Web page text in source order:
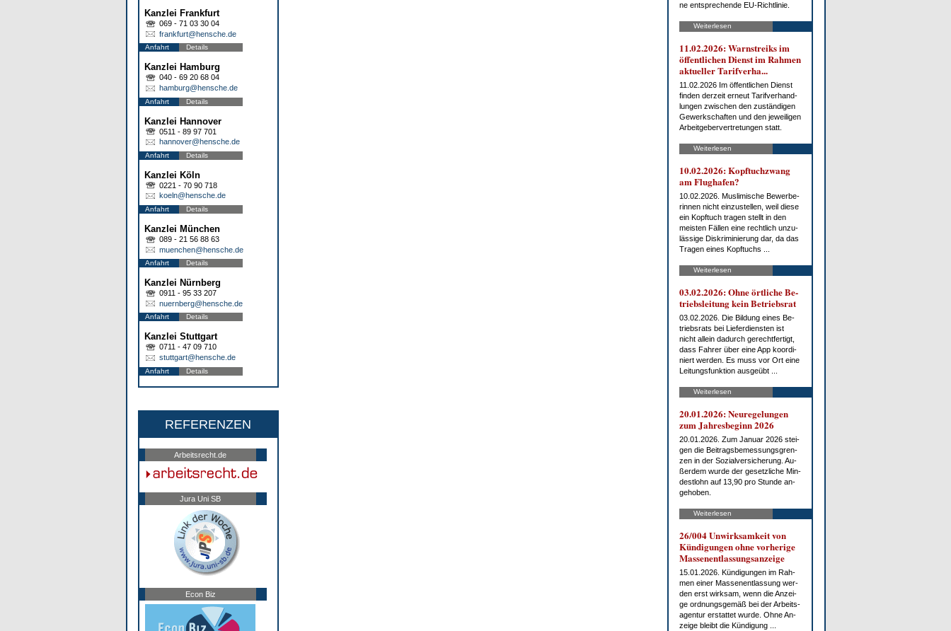
Kanzlei Frankfurt
069 - 71 03 30 04
frankfurt@hensche.de
Anfahrt Details
Kanzlei Hamburg
040 - 69 20 68 04
hamburg@hensche.de
Anfahrt Details
Kanzlei Hannover
0511 - 89 97 701
hannover@hensche.de
Anfahrt Details
Kanzlei Köln
0221 - 70 90 718
koeln@hensche.de
Anfahrt Details
Kanzlei München
089 - 21 56 88 63
muenchen@hensche.de
Anfahrt Details
Kanzlei Nürnberg
0911 - 95 33 207
nuernberg@hensche.de
Anfahrt Details
Kanzlei Stuttgart
0711 - 47 09 710
stuttgart@hensche.de
Anfahrt Details
REFERENZEN
Arbeitsrecht.de
Jura Uni SB
Econ Biz
ne ent­spre­chen­de EU-Richt­li­nie.
Weiterlesen
11.02.2026: Warn­streiks im
öf­fent­li­chen Dienst im Rah­men
ak­tu­el­ler Ta­rif­ver­ha...
11.02.2026 Im öf­fent­li­chen Dienst
fin­den der­zeit er­neut Ta­rif­ver­hand­
lun­gen zwi­schen den zu­stän­di­gen
Ge­werk­schaf­ten und den je­wei­li­gen
Ar­beit­ge­ber­ver­tre­tun­gen statt.
Weiterlesen
10.02.2026: Kopf­tuch­zwang
am Flug­ha­fen?
10.02.2026. Mus­li­mi­sche Be­wer­be­
rin­nen nicht ein­zu­stel­len, weil die­se
ein Kopf­tuch tra­gen stellt in den
meis­ten Fäl­len ei­ne recht­lich un­zu­
läs­si­ge Dis­kri­mi­nie­rung dar, da das
Tra­gen ei­nes Kopf­tuchs ...
Weiterlesen
03.02.2026: Oh­ne ört­li­che Be­
triebs­lei­tung kein Be­triebs­rat
03.02.2026. Die Bil­dung ei­nes Be­
triebs­rats bei Lie­fer­diens­ten ist
nicht al­lein da­durch ge­recht­fer­tigt,
dass Fah­rer über ei­ne App ko­or­di­
niert wer­den. Es muss vor Ort ei­ne
Lei­tungs­funk­ti­on aus­ge­übt ...
Weiterlesen
20.01.2026: Neu­re­ge­lun­gen
zum Jah­res­be­ginn 2026
20.01.2026. Zum Ja­nu­ar 2026 stei­
gen die Bei­trags­be­mes­sungs­gren­
zen in der So­zi­al­ver­si­che­rung. Au­
ßer­dem wur­de der ge­setz­li­che Min­
dest­lohn auf 13,90 pro St­un­de an­
ge­ho­ben.
Weiterlesen
26/004 Un­wirk­sam­keit von
Kün­di­gun­gen oh­ne vor­he­ri­ge
Mas­sen­ent­las­sungs­an­zei­ge
15.01.2026. Kün­di­gun­gen im Rah­
men ei­ner Mas­sen­ent­las­sung wer­
den erst wirk­sam, wenn die An­zei­
ge ord­nungs­ge­mäß bei der Ar­beits­
agen­tur er­stat­tet wur­de. Oh­ne An­
zei­ge bleibt die Kün­di­gung ...